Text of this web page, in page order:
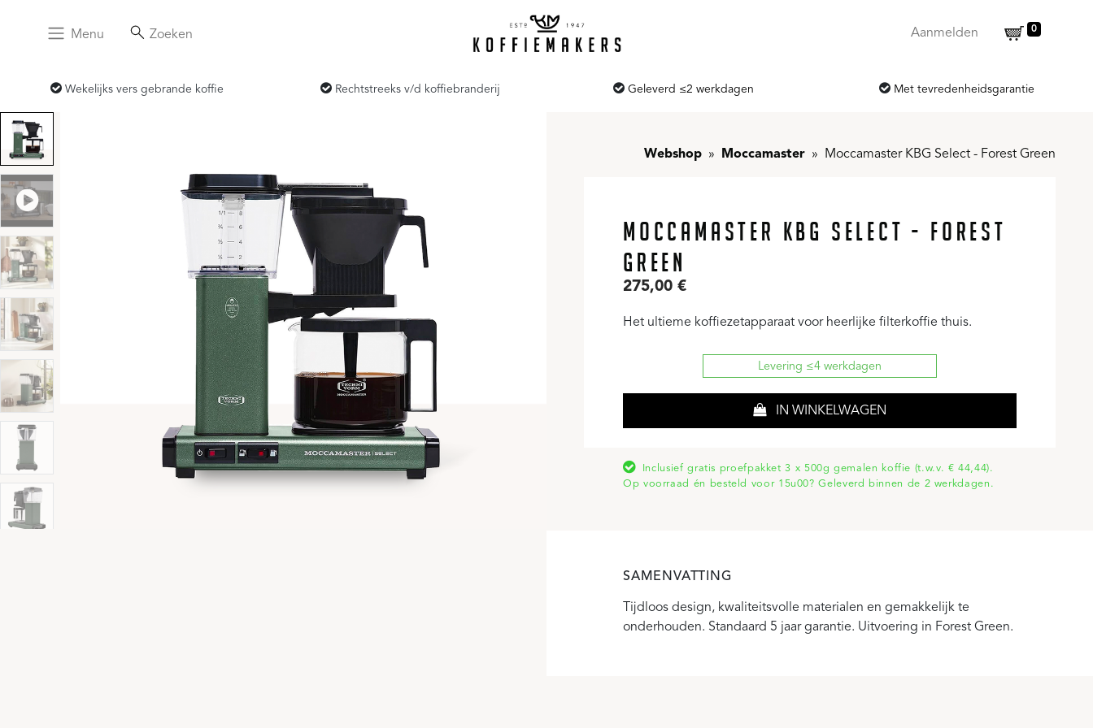
Aanmelden 0
Menu Zoeken
Wekelijks vers gebrande koffie Rechtstreeks v/d koffiebranderij Geleverd ≤2 werkdagen Met tevredenheidsgarantie
Webshop Moccamaster Moccamaster KBG Select - Forest Green
MOCCAMASTER KBG SELECT - FOREST
GREEN
275,00 €
Het ultieme koffiezetapparaat voor heerlijke filterkoffie thuis.
Levering ≤4 werkdagen
IN WINKELWAGEN
Inclusief gratis proefpakket 3 x 500g gemalen koffie (t.w.v. € 44,44).
Op voorraad én besteld voor 15u00? Geleverd binnen de 2 werkdagen.
SAMENVATTING
Tijdloos design, kwaliteitsvolle materialen en gemakkelijk te
onderhouden. Standaard 5 jaar garantie. Uitvoering in Forest Green.